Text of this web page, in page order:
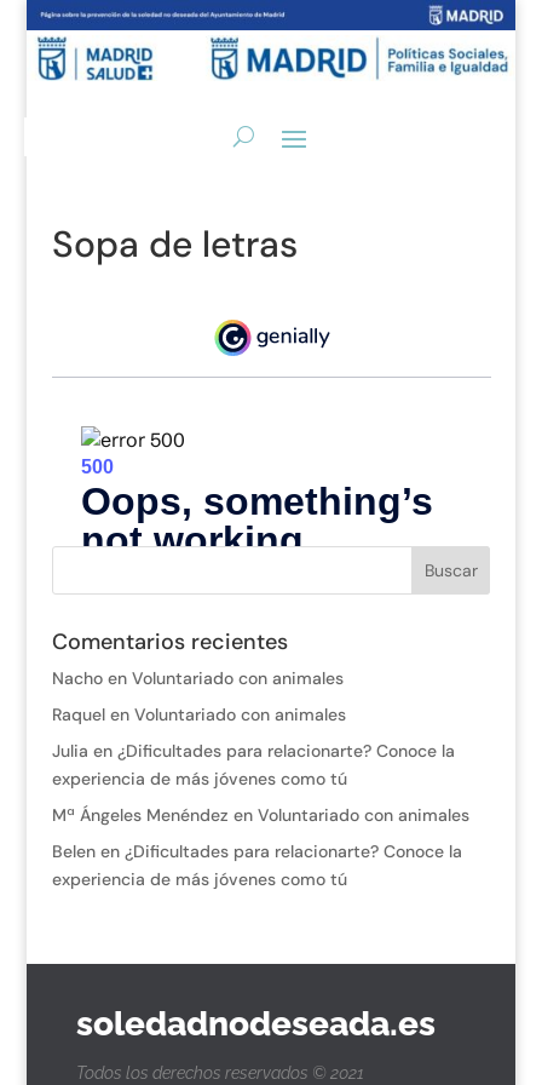
Sopa de letras
Comentarios recientes
Nachoen Voluntariado con animales
Raquelen Voluntariado con animales
Julia en ¿Dificultades para relacionarte? Conoce la
experiencia de más jóvenes como tú
Mª Ángeles Menéndez en Voluntariado con animales
Belenen ¿Dificultades para relacionarte? Conoce la
experiencia de más jóvenes como tú
soledadnodeseada.es
Todos los derechos reservados © 2021